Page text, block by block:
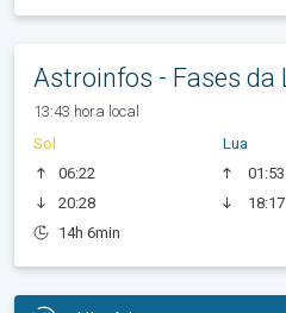
Astroinfos - Fases da
13:43 hora local
Sol
06:22
20:28
14h 6min
Lua
01:53
18:17